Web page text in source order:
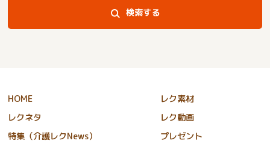
検索する
HOME
レク素材
レクネタ
レク動画
特集（介護レクNews）
プレゼント